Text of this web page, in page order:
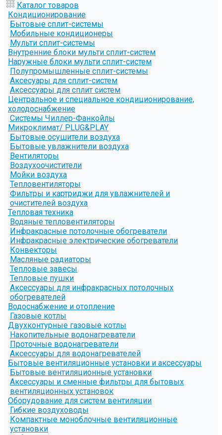
Каталог товаров
Кондиционирование
Бытовые сплит-системы
Мобильные кондиционеры
Мульти сплит-системы
Внутренние блоки мульти сплит-систем
Наружные блоки мульти сплит-систем
Полупромышленные сплит-системы
Аксесуары для сплит-систем
Аксессуары для сплит систем
Центральное и специальное кондиционирование,
холодоснабжение
Системы Чиллер-Фанкойлы
Микроклимат/ PLUG&PLAY
Бытовые осушители воздуха
Бытовые увлажнители воздуха
Вентиляторы
Воздухоочистители
Мойки воздуха
Тепловентиляторы
Фильтры и картриджи для увлажнителей и
очистителей воздуха
Тепловая техника
Водяные тепловентиляторы
Инфракрасные потолочные обогреватели
Инфракрасные электрические обогреватели
Конвекторы
Масляные радиаторы
Тепловые завесы
Тепловые пушки
Аксессуары для инфракрасных потолочных
обогревателей
Водоснабжение и отопление
Газовые котлы
Двухконтурные газовые котлы
Накопительные водонагреватели
Проточные водонагреватели
Аксессуары для водонагревателей
Бытовые вентиляционные установки и аксессуары
Бытовые вентиляционные установки
Аксессуары и сменные фильтры для бытовых
вентиляционных установок
Оборудование для систем вентиляции
Гибкие воздуховоды
Компактные моноблочные вентиляционные
установки